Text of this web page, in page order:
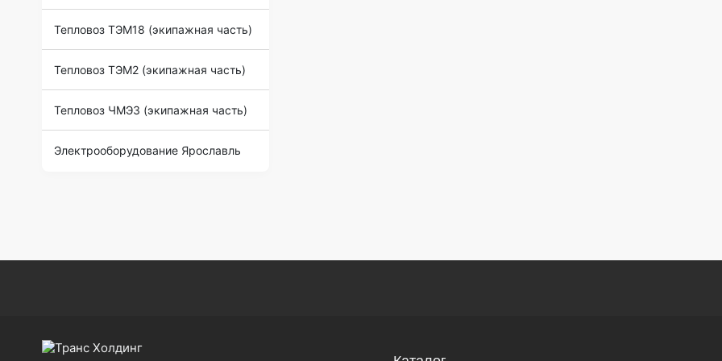
Тепловоз ТЭМ18 (экипажная часть)
Тепловоз ТЭМ2 (экипажная часть)
Тепловоз ЧМЭ3 (экипажная часть)
Электрооборудование Ярославль